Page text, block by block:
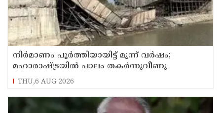
നിർമാണം പൂർത്തിയായിട്ട് മൂന്ന് വർഷം;
മഹാരാഷ്ട്രയിൽ പാലം തകർന്നുവീണു
THU,6 AUG 2026